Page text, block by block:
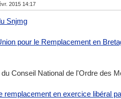
2015 14:17
Snjmg
pour le Remplacement en
Conseil National de l'Ordre des
remplacement en exercice libéral